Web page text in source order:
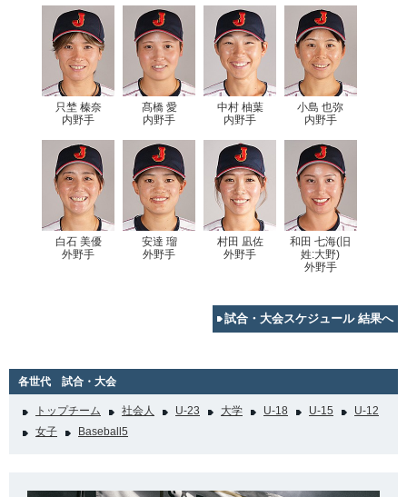
只埜 榛奈
内野手
髙橋 愛
内野手
中村 柚葉
内野手
小島 也弥
内野手
白石 美優
外野手
安達 瑠
外野手
村田 凪佐
外野手
和田 七海(旧
姓:大野)
外野手
試合・大会スケジュール 結果へ
各世代 試合・大会
トップチーム 社会人 U-23 大学 U-18 U-15
U-12
女子
Baseball5